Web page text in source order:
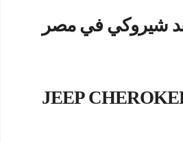
شيروكي في مصر
JEEP